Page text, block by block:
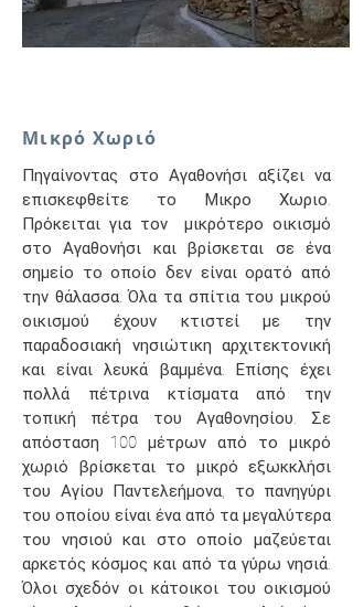
Μικρό Χωριό
Πηγαίνοντας στο Αγαθονήσι αξίζει να
επισκεφθείτε το Μικρο Χωριο.
Πρόκειται για τον μικρότερο οικισμό
στο Αγαθονήσι και βρίσκεται σε ένα
σημείο το οποίο δεν είναι ορατό από
την θάλασσα. Όλα τα σπίτια του μικρού
οικισμού έχουν κτιστεί με την
παραδοσιακή νησιώτικη αρχιτεκτονική
και είναι λευκά βαμμένα. Επίσης έχει
πολλά πέτρινα κτίσματα από την
τοπική πέτρα του Αγαθονησίου. Σε
απόσταση 100 μέτρων από το μικρό
χωριό βρίσκεται το μικρό εξωκκλήσι
του Αγίου Παντελεήμονα, το πανηγύρι
του οποίου είναι ένα από τα μεγαλύτερα
του νησιού και στο οποίο μαζεύεται
αρκετός κόσμος και από τα γύρω νησιά.
Όλοι σχεδόν οι κάτοικοι του οικισμού